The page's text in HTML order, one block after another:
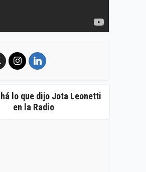
lo que dijo Jota Leonetti
en la Radio